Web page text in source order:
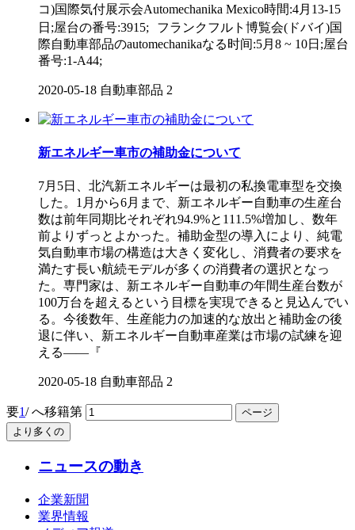
コ)国際気付展示会Automechanika Mexico時間:4月13-15
日;屋台の番号:3915; フランクフルト博覧会(ドバイ)国
際自動車部品のautomechanikaなる时间:5月8 ~ 10日;屋台
番号:1-A44;
2020-05-18 自動車部品 2
新エネルギー車市の補助金について
7月5日、北汽新エネルギーは最初の私換電車型を交換
した。1月から6月まで、新エネルギー自動車の生産台
数は前年同期比それぞれ94.9%と111.5%増加し、数年
前よりずっとよかった。補助金型の導入により、純電
気自動車市場の構造は大きく変化し、消費者の要求を
満たす長い航続モデルが多くの消費者の選択となっ
た。専門家は、新エネルギー自動車の年間生産台数が
100万台を超えるという目標を実現できると見込んでい
る。今後数年、生産能力の加速的な放出と補助金の後
退に伴い、新エネルギー自動車産業は市場の試練を迎
える——『
2020-05-18 自動車部品 2
要1/ へ移籍第
より多くの
ニュースの動き
企業新聞
業界情報